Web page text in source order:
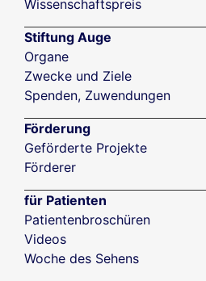
Wissenschaftspreis
Stiftung Auge
Organe
Zwecke und Ziele
Spenden, Zuwendungen
Förderung
Geförderte Projekte
Förderer
für Patienten
Patientenbroschüren
Videos
Woche des Sehens